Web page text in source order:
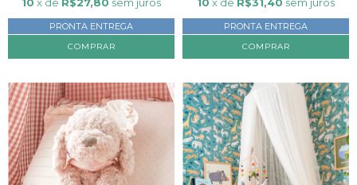
PRONTA ENTREGA PRONTA ENTREGA